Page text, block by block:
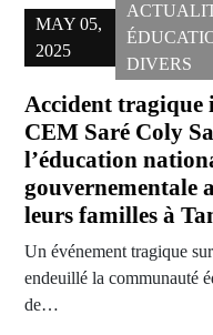
MAY 05,
2025
DIVERS
Accident tragique
CEM Saré Coly
l’éducation
gouvernementale
leurs familles à
Un événement tragique
endeuillé la communauté
de…